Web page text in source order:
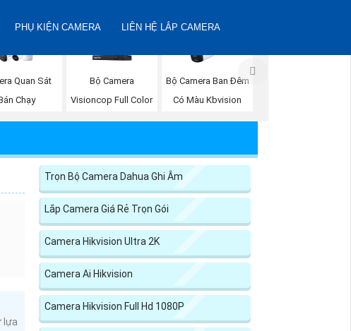
PHỤ KIỆN CAMERA LIÊN HỆ LẮP CAMERA
Quan Sát
Chạy
Bộ Camera
Visioncop Full Color
Bộ Camera Ban Đêm
Có Màu Kbvision
lựa
Trọn Bộ Camera Dahua Ghi Âm
Lắp Camera Giá Rẻ Trọn Gói
Camera Hikvision Ultra 2K
Camera Ai Hikvision
Camera Hikvision Full Hd 1080P